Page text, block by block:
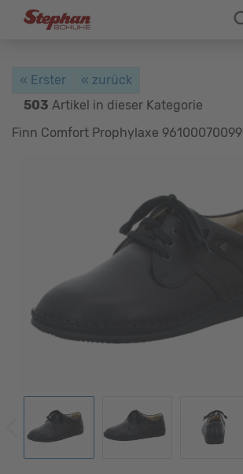
« Erster
« zurück
503 Artikel in dieser Kategorie
Finn Comfort Prophylaxe 96100070099